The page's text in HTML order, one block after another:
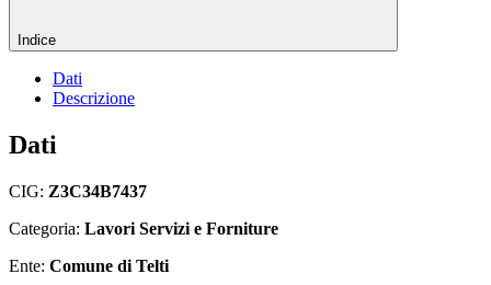
Indice
Dati
Descrizione
Dati
CIG: Z3C34B7437
Categoria: Lavori Servizi e Forniture
Ente: Comune di Telti